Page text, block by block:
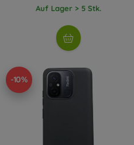
Auf Lager > 5 Stk.
-10%